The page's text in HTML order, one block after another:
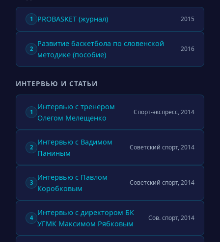
1 PROBASKET (журнал) 2015
2
Развитие баскетбола по словенской
методике (пособие)
2016
ИНТЕРВЬЮ И СТАТЬИ
1
Интервью с тренером
Олегом Мелещенко
Спорт-экспресс, 2014
2
Интервью с Вадимом
Паниным
Советский спорт, 2014
3
Интервью с Павлом
Коробковым
Советский спорт, 2014
4
Интервью с директором БК
УГМК Максимом Рябковым
Сов. спорт, 2014